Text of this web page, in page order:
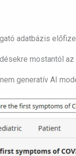
adatbázis
mostantól az
generatív AI